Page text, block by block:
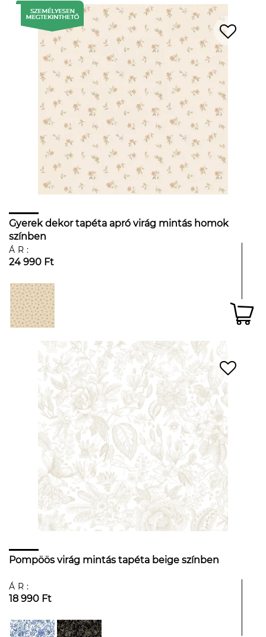
Gyerek dekor tapéta apró virág mintás homok
színben
ÁR:
24 990 Ft
Pompöös virág mintás tapéta beige színben
ÁR:
18 990 Ft